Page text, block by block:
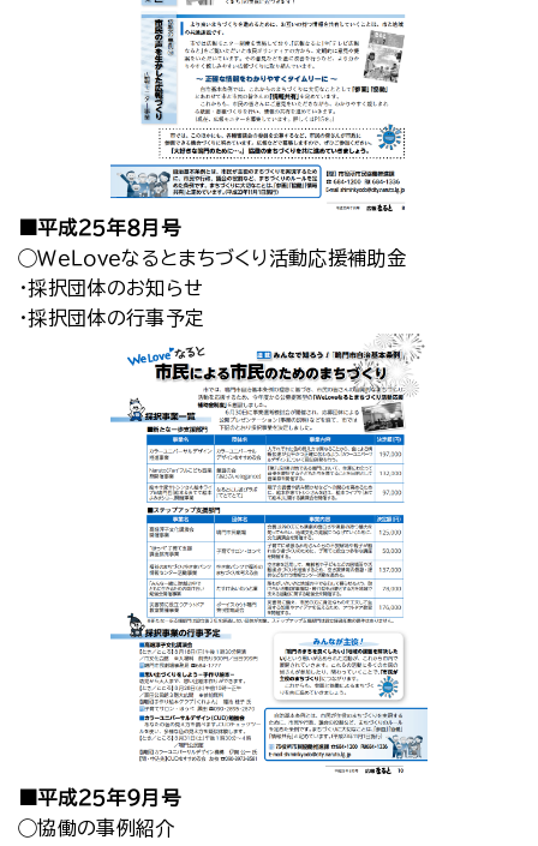
■平成２５年８月号
◯ＷｅＬｏｖｅなるとまちづくり活動応援補助金
・採択団体のお知らせ
・採択団体の行事予定
■平成２５年９月号
◯協働の事例紹介